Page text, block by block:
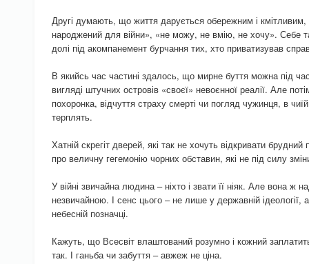
Другі думають, що життя дарується обережним і кмітливим,
народжений для війни», «не можу, не вмію, не хочу». Себе
долі під акомпанемент бурчання тих, хто приватизував
В якийсь час частині здалось, що мирне буття можна під
вигляді штучних островів «своєї» невоєнної реалії. Але
похоронка, відчуття страху смерті чи погляд чужинця, в
терплять.
Хатній скрегіт дверей, які так не хочуть відкривати
про величну гегемонію чорних обставин, які не під силу
У війні звичайна людина – ніхто і звати її ніяк. Але вона ж
незвичайною. І сенс цього – не лише у державній ідеології,
небесній позначці.
Кажуть, що Всесвіт влаштований розумно і кожний
так. І ганьба чи забуття – авжеж не ціна.